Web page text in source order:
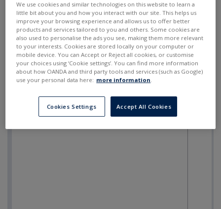
We use cookies and similar technologies on this website to learn a
little bit about you and how you interact with our site. This helps us
improve your browsing experience and allows us to offer better
products and services tailored to you and others. Some cookies are
also used to personalise the ads you see, making them more relevant
to your interests. Cookies are stored locally on your computer or
mobile device. You can Accept or Reject all cookies, or customise
your choices using ‘Cookie settings’. You can find more information
about how OANDA and third party tools and services (such as Google)
use your personal data here: more information.
Cookies Settings Accept All Cookies